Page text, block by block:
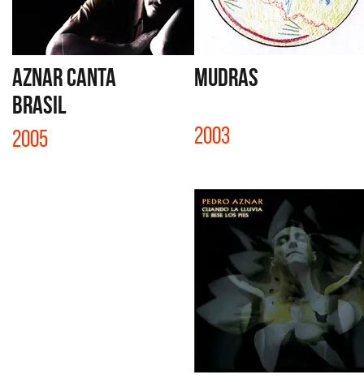
AZNAR CANTA
BRASIL
2005
MUDRAS
2003